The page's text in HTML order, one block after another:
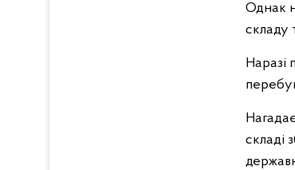
Однак
складу
Наразі
складі